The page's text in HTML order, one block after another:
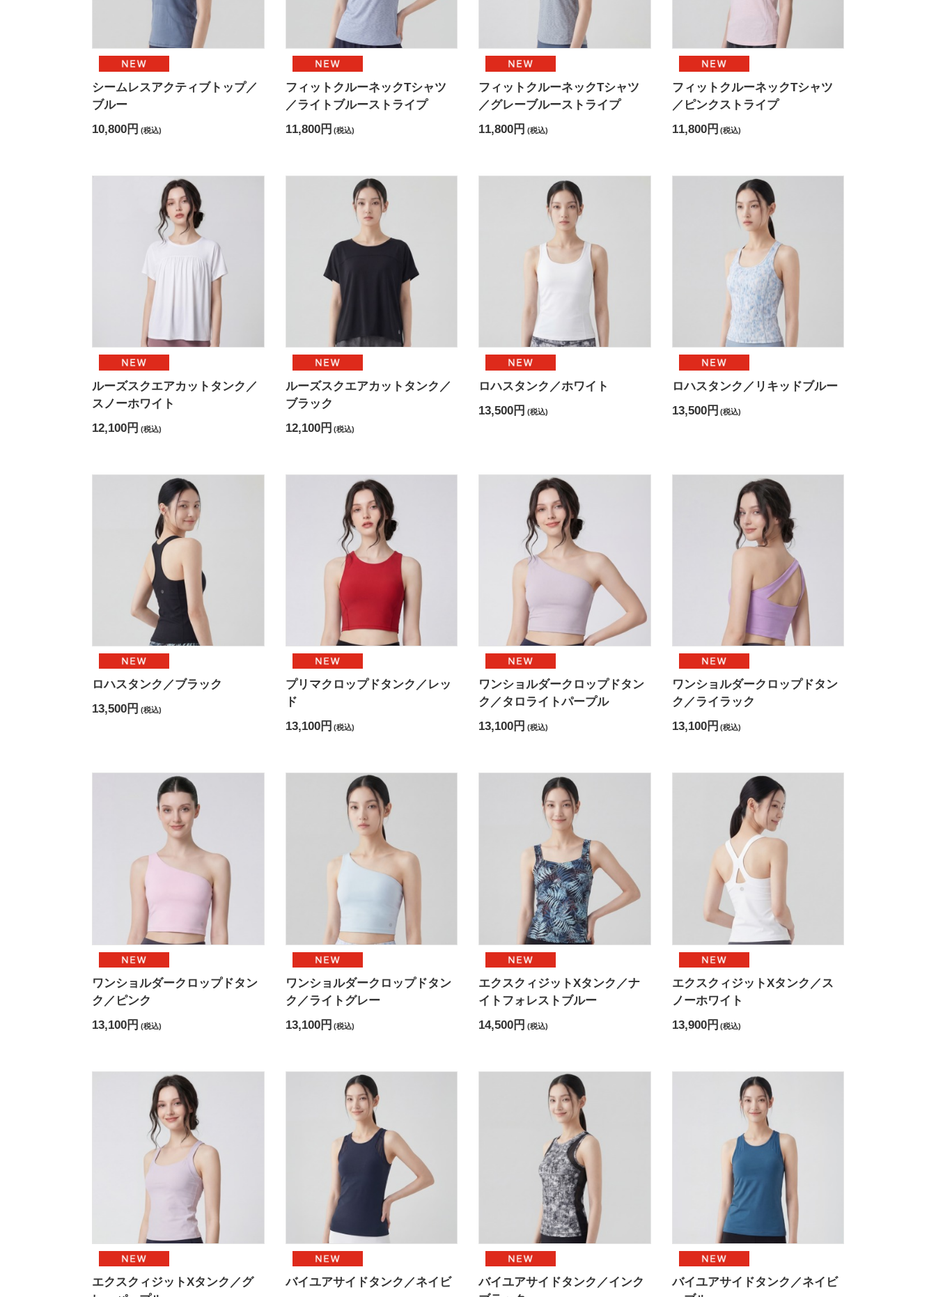
シームレスアクティブトップ／
ブルー
10,800円 (税込)
フィットクルーネックTシャツ
／ライトブルーストライプ
11,800円 (税込)
フィットクルーネックTシャツ
／グレーブルーストライプ
11,800円 (税込)
フィットクルーネックTシャツ
／ピンクストライプ
11,800円 (税込)
ルーズスクエアカットタンク／
スノーホワイト
12,100円 (税込)
ルーズスクエアカットタンク／
ブラック
12,100円 (税込)
ロハスタンク／ホワイト
13,500円 (税込)
ロハスタンク／リキッドブルー
13,500円 (税込)
ロハスタンク／ブラック
13,500円 (税込)
プリマクロップドタンク／レッ
ド
13,100円 (税込)
ワンショルダークロップドタン
ク／タロライトパープル
13,100円 (税込)
ワンショルダークロップドタン
ク／ライラック
13,100円 (税込)
ワンショルダークロップドタン
ク／ピンク
13,100円 (税込)
ワンショルダークロップドタン
ク／ライトグレー
13,100円 (税込)
エクスクィジットXタンク／ナ
イトフォレストブルー
14,500円 (税込)
エクスクィジットXタンク／ス
ノーホワイト
13,900円 (税込)
エクスクィジットXタンク／グ
バイユアサイドタンク／ネイビ
バイユアサイドタンク／インク
バイユアサイドタンク／ネイビ